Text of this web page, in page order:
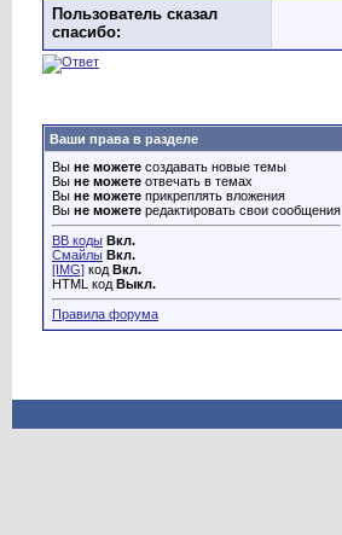
Пользователь сказал
cпасибо:
Ваши права в разделе
Вы не можете создавать новые темы
Вы не можете отвечать в темах
Вы не можете прикреплять вложения
Вы не можете редактировать свои сообщения
BB коды Вкл.
Смайлы Вкл.
[IMG] код Вкл.
HTML код Выкл.
Правила форума